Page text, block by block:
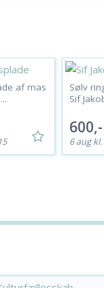
af mas
Sølv
Sif
600,-
6 aug kl.